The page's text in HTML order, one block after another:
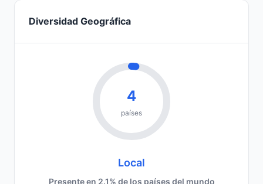
Diversidad Geográfica
4
países
Local
Presente en 2.1% de los países del mundo